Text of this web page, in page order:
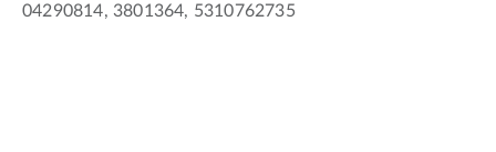
04290814, 3801364, 5310762735